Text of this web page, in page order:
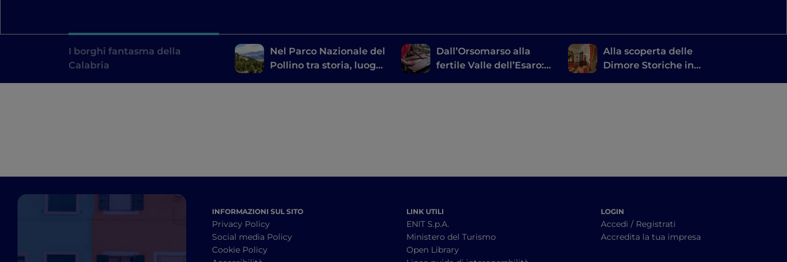
I borghi fantasma della
Calabria
Nel Parco Nazionale del
Pollino tra storia, luoghi
Dall’Orsomarso alla
fertile Valle dell’Esaro:
Alla scoperta delle
Dimore Storiche in
INFORMAZIONI SUL SITO
Privacy Policy
Social media Policy
Cookie Policy
LINK UTILI
ENIT S.p.A.
Ministero del Turismo
Open Library
LOGIN
Accedi / Registrati
Accredita la tua impresa